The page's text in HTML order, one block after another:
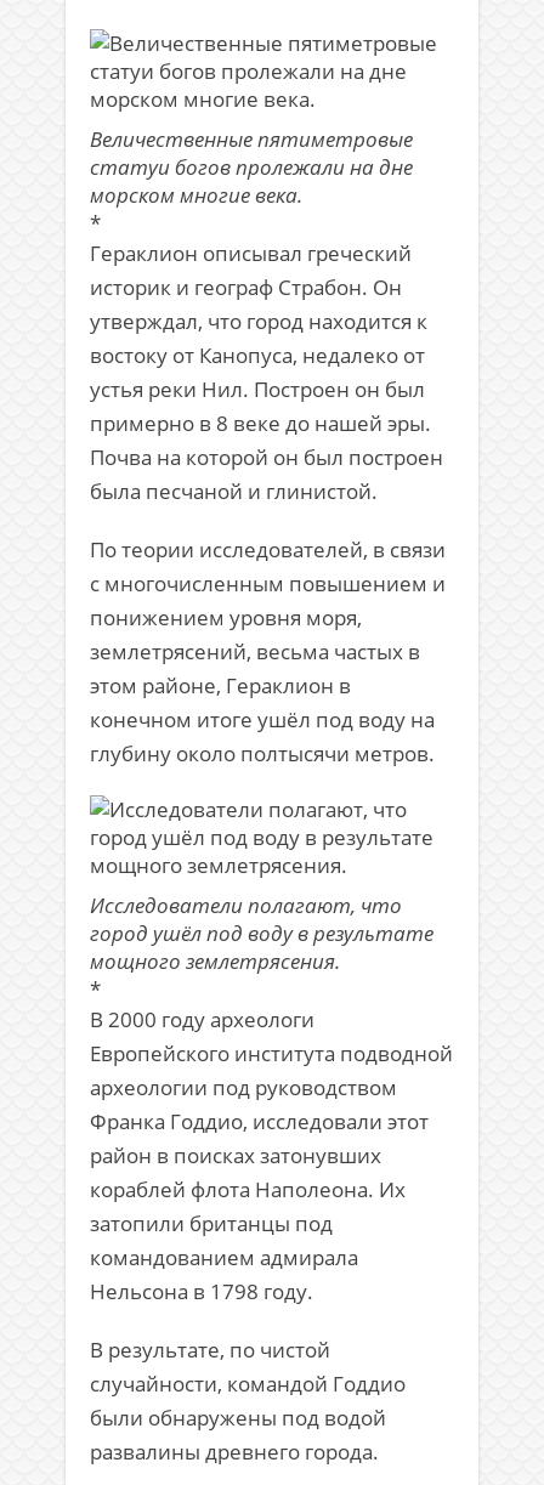
Величественные пятиметровые
статуи богов пролежали на дне
морском многие века.
*
Гераклион описывал греческий
историк и географ Страбон. Он
утверждал, что город находится к
востоку от Канопуса, недалеко от
устья реки Нил. Построен он был
примерно в 8 веке до нашей эры.
Почва на которой он был построен
была песчаной и глинистой.
По теории исследователей, в связи
с многочисленным повышением и
понижением уровня моря,
землетрясений, весьма частых в
этом районе, Гераклион в
конечном итоге ушёл под воду на
глубину около полтысячи метров.
Исследователи полагают, что
город ушёл под воду в результате
мощного землетрясения.
*
В 2000 году археологи
Европейского института подводной
археологии под руководством
Франка Годдио, исследовали этот
район в поисках затонувших
кораблей флота Наполеона. Их
затопили британцы под
командованием адмирала
Нельсона в 1798 году.
В результате, по чистой
случайности, командой Годдио
были обнаружены под водой
развалины древнего города.